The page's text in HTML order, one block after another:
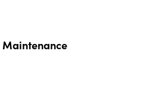
Maintenance